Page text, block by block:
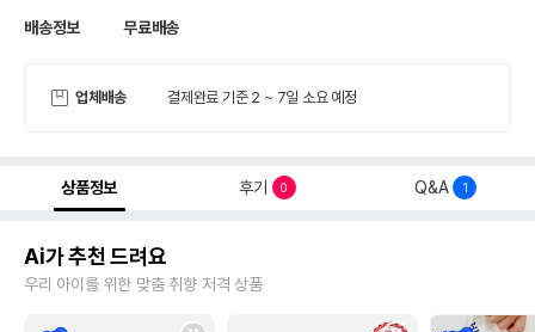
배송정보 무료배송
업체배송 결제완료 기준 2 ~ 7일 소요 예정
상품정보 후기 0 Q&A 1
Ai가 추천 드려요
우리 아이를 위한 맞춤 취향 저격 상품